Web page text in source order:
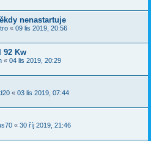
nenastartuje
« 09 lis 2019, 20:56
92 Kw
« 04 lis 2019, 20:29
« 03 lis 2019, 07:44
« 30 říj 2019, 21:46